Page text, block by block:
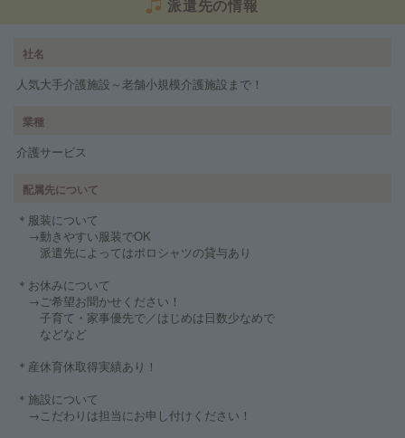
派遣先の情報
社名
人気大手介護施設～老舗小規模介護施設まで！
業種
介護サービス
配属先について
＊服装について
→動きやすい服装でOK
派遣先によってはポロシャツの貸与あり
＊お休みについて
→ご希望お聞かせください！
子育て・家事優先で／はじめは日数少なめで
などなど
＊産休育休取得実績あり！
＊施設について
→こだわりは担当にお申し付けください！